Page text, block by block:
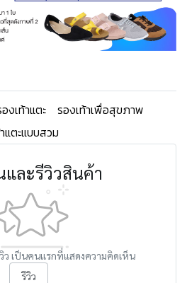
งเท้าแตะ
รองเท้าเพื่อสุขภาพ
แตะแบบสวม
ละรีวิวสินค้า
ว เป็นคนแรกที่แสดงความคิดเห็น
รีวิว